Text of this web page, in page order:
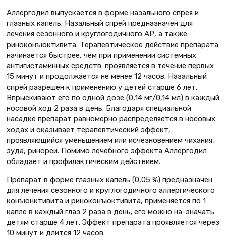
Аллергодил выпускается в форме назального спрея и
глазных капель. Назальный спрей предназначен для
лечения сезонного и круглогодичного АР, а также
риноконъюктивита. Терапевтическое действие препарата
начинается быстрее, чем при применении системных
антигистаминных средств: проявляется в течение первых
15 минут и продолжается не менее 12 часов. Назальный
спрей разрешен к применению у детей старше 6 лет.
Впрыскивают его по одной дозе (0,14 мг/0,14 мл) в каждый
носовой ход 2 раза в день. Благодаря специальной
насадке препарат равномерно распределяется в носовых
ходах и оказывает терапевтический эффект,
проявляющийся уменьшением или исчезновением чихания,
зуда, ринореи. Помимо лечебного эффекта Аллергодил
обладает и профилактическим действием.
Препарат в форме глазных капель (0,05 %) предназначен
для лечения сезонного и круглогодичного аллергического
конъюнктивита и риноконъюктивита, применяется по 1
капле в каждый глаз 2 раза в день; его можно на-значать
детям старше 4 лет. Эффект препарата проявляется через
10 минут и длится 12 часов.